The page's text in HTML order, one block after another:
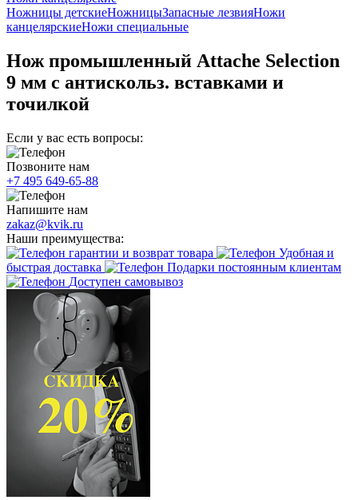
Ножницы детскиеНожницыЗапасные лезвияНожи
канцелярскиеНожи специальные
Нож промышленный Attache Selection
9 мм с антискольз. вставками и
точилкой
Если у вас есть вопросы:
Позвоните нам
+7 495 649-65-88
Напишите нам
zakaz@kvik.ru
Наши преимущества:
гарантии и возврат товара
Удобная и
быстрая доставка
Подарки постоянным клиентам
Доступен самовывоз